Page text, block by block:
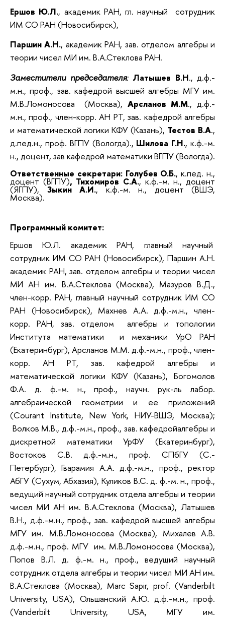
Ершов Ю.Л., академик РАН, гл. научный сотрудник
ИМ СО РАН (Новосибирск),
Паршин А.Н., академик РАН, зав. отделом алгебры и
теории чисел МИ им. В.А.Стеклова РАН.
Заместители председателя: Латышев В.Н., д.ф.-
м.н., проф., зав. кафедрой высшей алгебры МГУ им.
М.В.Ломоносова (Москва), Арсланов М.М., д.ф.-
м.н., проф., член-корр. АН РТ, зав. кафедрой алгебры
и математической логики КФУ (Казань), Тестов В.А.,
д.пед.н., проф. ВГПУ (Вологда)., Шилова Г.Н., к.ф.-м.
н., доцент, зав кафедрой математики ВГПУ (Вологда).
Ответственные секретари: Голубев О.Б.,к.пед. н.,
доцент (ВГПУ), Тихомиров С.А., к.ф.-м. н., доцент
(ЯГПУ),Зыкин А.И., к.ф.-м. н., доцент (ВШЭ,
Москва).
Программный комитет:
Ершов Ю.Л. академик РАН, главный научный
сотрудник ИМ СО РАН (Новосибирск), Паршин А.Н.
академик РАН, зав. отделом алгебры и теории чисел
МИ АН им. В.А.Стеклова (Москва), Мазуров В.Д.,
член-корр. РАН, главный научный сотрудник ИМ СО
РАН (Новосибирск), Махнев А.А. д.ф.-м.н., член-
корр. РАН, зав. отделом алгебры и топологии
Института математики и механики УрО РАН
(Екатеринбург), Арсланов М.М. д.ф.-м.н., проф., член-
корр. АН РТ, зав. кафедрой алгебры и
математической логики КФУ (Казань), Богомолов
Ф.А. д. ф.-м. н., проф., научн. рук-ль лабор.
алгебраической геометрии и ее приложений
(Courant Institute, New York, НИУ-ВШЭ, Москва);
Волков М.В., д.ф.-м.н., проф., зав. кафедройалгебры и
дискретной математики УрФУ (Екатеринбург),
Востоков С.В. д.ф.-м.н., проф. СПбГУ (С.-
Петербург), Гварамия А.А. д.ф.-м.н., проф., ректор
АбГУ (Сухум, Абхазия), Куликов В.С. д. ф.-м. н., проф.,
ведущий научный сотрудник отдела алгебры и теории
чисел МИ АН им. В.А.Стеклова (Москва), Латышев
В.Н., д.ф.-м.н., проф., зав. кафедрой высшей алгебры
МГУ им. М.В.Ломоносова (Москва), Михалев А.В.
д.ф.-м.н., проф. МГУ им. М.В.Ломоносова (Москва),
Попов В.Л. д. ф.-м. н., проф., ведущий научный
сотрудник отдела алгебры и теории чисел МИ АН им.
В.А.Стеклова (Москва), Marc Sapir, prof. (Vanderbilt
University, USA), Ольшанский А.Ю. д.ф.-м.н., проф.
(Vanderbilt University, USA, МГУ им.